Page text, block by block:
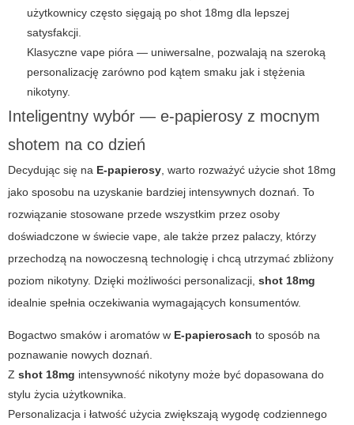
użytkownicy często sięgają po shot 18mg dla lepszej
satysfakcji.
Klasyczne vape pióra — uniwersalne, pozwalają na szeroką
personalizację zarówno pod kątem smaku jak i stężenia
nikotyny.
Inteligentny wybór — e-papierosy z mocnym
shotem na co dzień
Decydując się na E-papierosy , warto rozważyć użycie shot 18mg
jako sposobu na uzyskanie bardziej intensywnych doznań. To
rozwiązanie stosowane przede wszystkim przez osoby
doświadczone w świecie vape, ale także przez palaczy, którzy
przechodzą na nowoczesną technologię i chcą utrzymać zbliżony
poziom nikotyny. Dzięki możliwości personalizacji, shot 18mg
idealnie spełnia oczekiwania wymagających konsumentów.
Bogactwo smaków i aromatów w E-papierosach to sposób na
poznawanie nowych doznań.
Z shot 18mg intensywność nikotyny może być dopasowana do
stylu życia użytkownika.
Personalizacja i łatwość użycia zwiększają wygodę codziennego